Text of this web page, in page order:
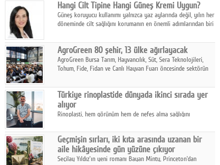
sürdürüyor.
Hangi Cilt Tipine Hangi Güneş Kremi Uygun?
Güneş koruyucu kullanımı yalnızca yaz aylarında değil, yılın her
döneminde cilt sağlığını korumanın en önemli adımlarından biri
AgroGreen 80 şehir, 13 ülke ağırlayacak
AgroGreen Bursa Tarım, Hayvancılık, Süt, Sera Teknolojileri,
Tohum, Fide, Fidan ve Canlı Hayvan Fuarı öncesinde sektörün
Türkiye rinoplastide dünyada ikinci sırada yer
alıyor
Rinoplasti, hem görünüm hem de nefes alma sağlığını
biri konumunda.
Geçmişin sırları, iki kıta arasında uzanan bir
aile hikâyesinde gün yüzüne çıkıyor
Seçilay Yıldız'ın yeni romanı Bayan Minty, Princeton'dan